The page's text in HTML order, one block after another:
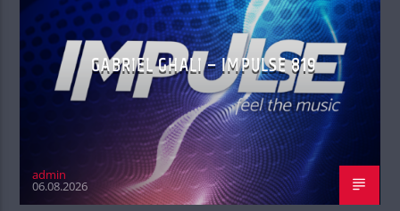
GABRIEL GHALI – IMPULSE 819
admin
06.08.2026